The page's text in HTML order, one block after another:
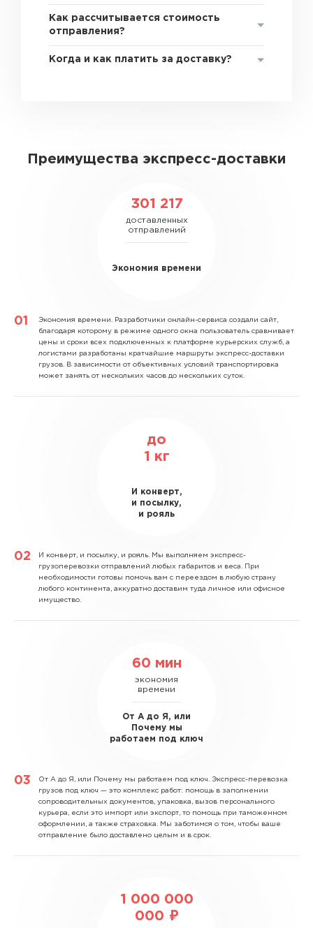
Как рассчитывается стоимость
отправления?
Когда и как платить за доставку?
Преимущества экспресс-доставки
301 217
доставленных
отправлений
Экономия времени
Экономия времени. Разработчики онлайн-сервиса создали сайт,
благодаря которому в режиме одного окна пользователь сравнивает
цены и сроки всех подключенных к платформе курьерских служб, а
логистами разработаны кратчайшие маршруты экспресс-доставки
грузов. В зависимости от объективных условий транспортировка
может занять от нескольких часов до нескольких суток.
до
1
кг
И конверт,
и посылку,
и рояль
И конверт, и посылку, и рояль. Мы выполняем экспресс-
грузоперевозки отправлений любых габаритов и веса. При
необходимости готовы помочь вам с переездом в любую страну
любого континента, аккуратно доставим туда личное или офисное
имущество.
60 мин
экономия
времени
От А до Я, или
Почему мы
работаем под ключ
От А до Я, или Почему мы работаем под ключ. Экспресс-перевозка
грузов под ключ — это комплекс работ: помощь в заполнении
сопроводительных документов, упаковка, вызов персонального
курьера, если это импорт или экспорт, то помощь при таможенном
оформлении, а также страховка. Мы заботимся о том, чтобы ваше
отправление было доставлено целым и в срок.
1 000 000
000 ₽